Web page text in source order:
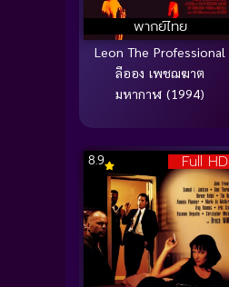
พากย์ไทย
Leon The Professional
ลีออง เพชฌฆาต
มหากาฬ (1994)
Full HD
8.9